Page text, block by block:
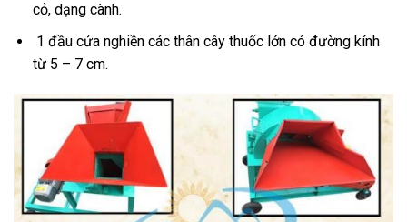
cỏ, dạng cành.
1 đầu cửa nghiền các thân cây thuốc lớn có đường kính
từ 5 – 7 cm.